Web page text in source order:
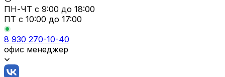
ПН-ЧТ с 9:00 до 18:00
ПТ с 10:00 до 17:00
8 930 270-10-40
офис менеджер